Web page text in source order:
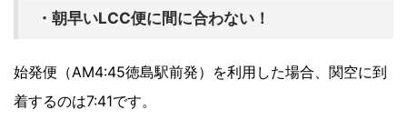
・朝早いLCC便に間に合わない！
始発便（AM4:45徳島駅前発）を利用した場合、関空に到
着するのは7:41です。